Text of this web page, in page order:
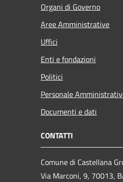
Organi di Governo
Aree Amministrative
Uffici
Enti e fondazioni
Politici
Personale
Documenti e dati
CONTATTI
Comune di Castellana
Via Marconi, 9, 70013,